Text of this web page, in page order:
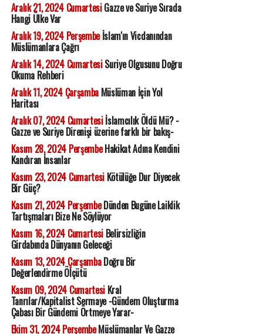
Aralık 21, 2024 CumartesiGazze ve Suriye Sırada
Hangi Ülke Var
Aralık 19, 2024 Perşembeİslam'ın Vicdanından
Müslümanlara Çağrı
Aralık 14, 2024 CumartesiSuriye Olgusunu Doğru
Okuma Rehberi
Aralık 11, 2024 ÇarşambaMüslüman İçin Yol
Haritası
Aralık 07, 2024 Cumartesiİslamcılık Öldü Mü? -
Gazze ve Suriye Direnişi üzerine farklı bir bakış-
Kasım 28, 2024 PerşembeHakikat Adına Kendini
Kandıran İnsanlar
Kasım 23, 2024 CumartesiKötülüğe Dur Diyecek
Bir Güç?
Kasım 21, 2024 PerşembeDünden Bugüne Laiklik
Tartışmaları Bize Ne Söylüyor
Kasım 16, 2024 CumartesiBelirsizliğin
Girdabında Dünyanın Geleceği
Kasım 13, 2024 ÇarşambaDoğru Bir
Değerlendirme Ölçütü
Kasım 09, 2024 CumartesiKral
Tanrılar/Kapitalist Sermaye -Gündem Oluşturma
Çabası Bir Gündemi Örtmeye Yarar-
Ekim 31, 2024 PerşembeMüslümanlar Ve Gazze